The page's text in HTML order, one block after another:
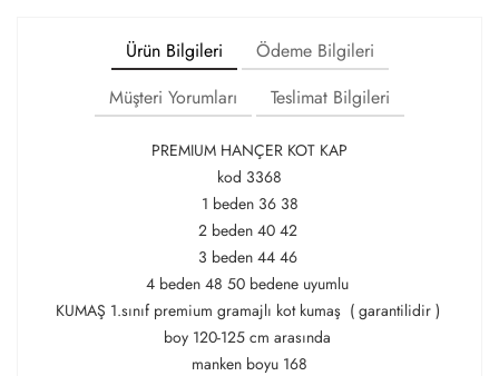
Ürün Bilgileri
Ödeme Bilgileri
Müşteri Yorumları
Teslimat Bilgileri
PREMIUM HANÇER KOT KAP
kod 3368
1 beden 36 38
2 beden 40 42
3 beden 44 46
4 beden 48 50 bedene uyumlu
KUMAŞ 1.sınıf premium gramajlı kot kumaş ( garantilidir )
boy 120-125 cm arasında
manken boyu 168